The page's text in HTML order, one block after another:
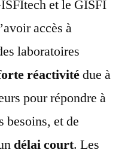
et le GISFI
accès à
laboratoires
réactivitédue à
pour répondre à
besoins, et de
délai court. Les